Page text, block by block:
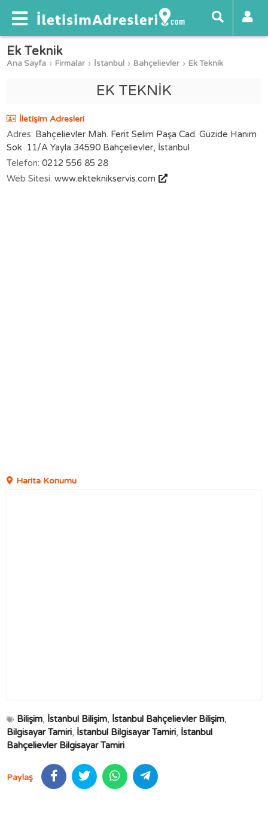
Ek Teknik
Ana Sayfa Firmalar İstanbul Bahçelievler Ek Teknik
EK TEKNİK
İletişim Adresleri
Adres: Bahçelievler Mah. Ferit Selim Paşa Cad. Güzide Hanım
Sok. 11/A Yayla 34590 Bahçelievler, İstanbul
Telefon: 0212 556 85 28
Web Sitesi: www.ekteknikservis.com
Harita Konumu
Bilişim, İstanbul Bilişim, İstanbul Bahçelievler Bilişim,
Bilgisayar Tamiri, İstanbul Bilgisayar Tamiri, İstanbul
Bahçelievler Bilgisayar Tamiri
Paylaş